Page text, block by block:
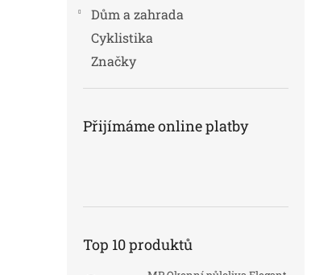
Dům a zahrada
Cyklistika
Značky
Přijímáme online platby
Top 10 produktů